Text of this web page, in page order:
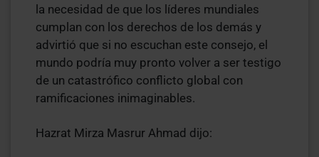
la necesidad de que los líderes mundiales
cumplan con los derechos de los demás y
advirtió que si no escuchan este consejo, el
mundo podría muy pronto volver a ser testigo
de un catastrófico conflicto global con
ramificaciones inimaginables.
Hazrat Mirza Masrur Ahmad dijo: